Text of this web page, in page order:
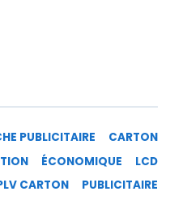
PUBLICITAIRE
CARTON
ÉCONOMIQUE
LCD
CARTON
PUBLICITAIRE